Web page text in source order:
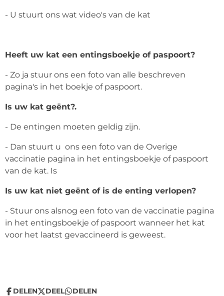
- U stuurt ons wat video's van de kat
Heeft uw kat een entingsboekje of paspoort?
- Zo ja stuur ons een foto van alle beschreven
pagina's in het boekje of paspoort.
Is uw kat geënt?.
- De entingen moeten geldig zijn.
- Dan stuurt u ons een foto van de Overige
vaccinatie pagina in het entingsboekje of paspoort
van de kat. Is
Is uw kat niet geënt of is de enting verlopen?
- Stuur ons alsnog een foto van de vaccinatie pagina
in het entingsboekje of paspoort wanneer het kat
voor het laatst gevaccineerd is geweest.
DELEN DEEL DELEN